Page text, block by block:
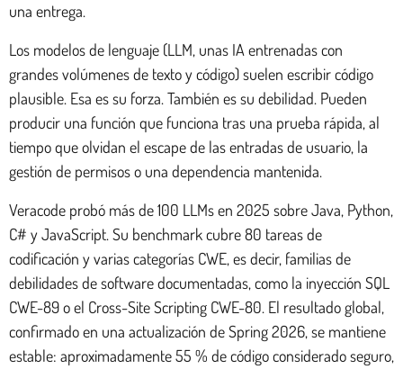
una entrega.
Los modelos de lenguaje (LLM, unas IA entrenadas con
grandes volúmenes de texto y código) suelen escribir código
plausible. Esa es su forza. También es su debilidad. Pueden
producir una función que funciona tras una prueba rápida, al
tiempo que olvidan el escape de las entradas de usuario, la
gestión de permisos o una dependencia mantenida.
Veracode probó más de 100 LLMs en 2025 sobre Java, Python,
C# y JavaScript. Su benchmark cubre 80 tareas de
codificación y varias categorías CWE, es decir, familias de
debilidades de software documentadas, como la inyección SQL
CWE-89 o el Cross-Site Scripting CWE-80. El resultado global,
confirmado en una actualización de Spring 2026, se mantiene
estable: aproximadamente 55 % de código considerado seguro,